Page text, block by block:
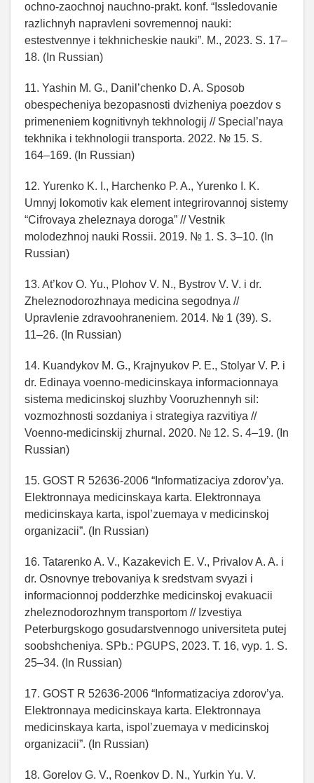
ochno-zaochnoj nauchno-prakt. konf. “Issledovanie
razlichnyh napravleni sovremennoj nauki:
estestvennye i tekhnicheskie nauki”. M., 2023. S. 17–
18. (In Russian)
11. Yashin M. G., Danil’chenko D. A. Sposob
obespecheniya bezopasnosti dvizheniya poezdov s
primeneniem kognitivnyh tekhnologij // Special’naya
tekhnika i tekhnologii transporta. 2022. № 15. S.
164–169. (In Russian)
12. Yurenko K. I., Harchenko P. A., Yurenko I. K.
Umnyj lokomotiv kak element integrirovannoj sistemy
“Cifrovaya zheleznaya doroga” // Vestnik
molodezhnoj nauki Rossii. 2019. № 1. S. 3–10. (In
Russian)
13. At’kov O. Yu., Plohov V. N., Bystrov V. V. i dr.
Zheleznodorozhnaya medicina segodnya //
Upravlenie zdravoohraneniem. 2014. № 1 (39). S.
11–26. (In Russian)
14. Kuandykov M. G., Krajnyukov P. E., Stolyar V. P. i
dr. Edinaya voenno-medicinskaya informacionnaya
sistema medicinskoj sluzhby Vooruzhennyh sil:
vozmozhnosti sozdaniya i strategiya razvitiya //
Voenno-medicinskij zhurnal. 2020. № 12. S. 4–19. (In
Russian)
15. GOST R 52636-2006 “Informatizaciya zdorov’ya.
Elektronnaya medicinskaya karta. Elektronnaya
medicinskaya karta, ispol’zuemaya v medicinskoj
organizacii”. (In Russian)
16. Tatarenko A. V., Kazakevich E. V., Privalov A. A. i
dr. Osnovnye trebovaniya k sredstvam svyazi i
informacionnoj podderzhke medicinskoj evakuacii
zheleznodorozhnym transportom // Izvestiya
Peterburgskogo gosudarstvennogo universiteta putej
soobshcheniya. SPb.: PGUPS, 2023. T. 16, vyp. 1. S.
25–34. (In Russian)
17. GOST R 52636-2006 “Informatizaciya zdorov’ya.
Elektronnaya medicinskaya karta. Elektronnaya
medicinskaya karta, ispol’zuemaya v medicinskoj
organizacii”. (In Russian)
18. Gorelov G. V., Roenkov D. N., Yurkin Yu. V.